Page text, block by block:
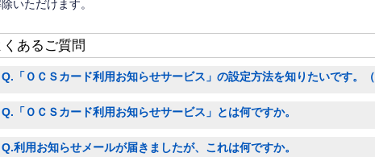
いただけます。
くあるご質問
Q.「ＯＣＳカード利用お知らせサービス」の設定方法を知りたいです。（
Q.「ＯＣＳカード利用お知らせサービス」とは何ですか。
Q.利用お知らせメールが届きましたが、これは何ですか。